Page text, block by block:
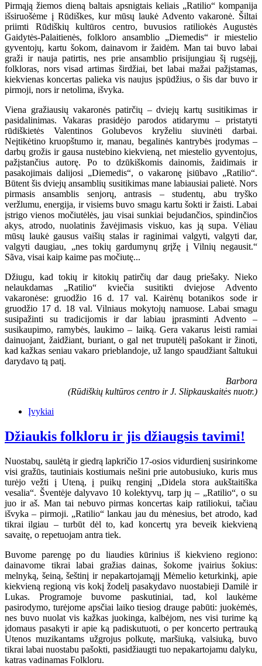
Pirmąją žiemos dieną baltais apsnigtais keliais „Ratilio“ kompanija
išsiruošėme į Rūdiškes, kur mūsų laukė Advento vakaronė. Šiltai
priimti Rūdiškių kultūros centro, buvusios ratiliokės Augustės
Gaidytės-Palaitienės, folkloro ansamblio „Diemedis“ ir miestelio
gyventojų, kartu šokom, dainavom ir žaidėm. Man tai buvo labai
graži ir nauja patirtis, nes prie ansamblio prisijungiau šį rugsėjį,
folkloras, nors visad artimas širdžiai, bet labai mažai pažįstamas,
kiekvienas koncertas palieka vis naujus įspūdžius, o šis dar buvo ir
pirmoji, nors ir netolima, išvyka.
Viena gražiausių vakaronės patirčių – dviejų kartų susitikimas ir
pasidalinimas. Vakaras prasidėjo parodos atidarymu – pristatyti
rūdiškietės Valentinos Golubevos kryželiu siuvinėti darbai.
Neįtikėtino kruopštumo ir, manau, begalinės kantrybės įrodymas –
darbų grožis ir gausa nustebino kiekvieną, net miestelio gyventojus,
pažįstančius autorę. Po to dzūkiškomis dainomis, žaidimais ir
pasakojimais dalijosi „Diemedis“, o vakaronę įsiūbavo „Ratilio“.
Būtent šis dviejų ansamblių susitikimas mane labiausiai palietė. Nors
pirmasis ansamblis senjorų, antrasis – studentų, abu tryško
veržlumu, energija, ir visiems buvo smagu kartu šokti ir žaisti. Labai
įstrigo vienos močiutėlės, jau visai sunkiai bejudančios, spindinčios
akys, atrodo, nuolatinis žavėjimasis viskuo, kas ją supa. Vėliau
mūsų laukė gausus vaišių stalas ir raginimai valgyti, valgyti dar,
valgyti daugiau, „nes tokių gardumynų grįžę į Vilnių negausit.“
Sãva, visai kaip kaime pas močiutę...
Džiugu, kad tokių ir kitokių patirčių dar daug priešaky. Nieko
nelaukdamas „Ratilio“ kviečia susitikti dviejose Advento
vakaronėse: gruodžio 16 d. 17 val. Kairėnų botanikos sode ir
gruodžio 17 d. 18 val. Vilniaus mokytojų namuose. Labai smagu
susipažinti su tradicijomis ir dar labiau įprasminti Advento –
susikaupimo, ramybės, laukimo – laiką. Gera vakarus leisti ramiai
dainuojant, žaidžiant, buriant, o gal net truputėlį pašokant ir žinoti,
kad kažkas seniau vakaro prieblandoje, už lango spaudžiant šaltukui
darydavo tą patį.
Barbora
(Rūdiškių kultūros centro ir J. Slipkauskaitės nuotr.)
Įvykiai
Džiaukis folkloru ir jis džiaugsis tavimi!
Nuostabų, saulėtą ir giedrą lapkričio 17-osios vidurdienį susirinkome
visi gražūs, tautiniais kostiumais nešini prie autobusiuko, kuris mus
turėjo vežti į Uteną, į puikų renginį „Didela stora aukštaitiška
vesalia“. Šventėje dalyvavo 10 kolektyvų, tarp jų – „Ratilio“, o su
juo ir aš. Man tai nebuvo pirmas koncertas kaip ratiliokui, tačiau
išvyka – pirmoji. „Ratilio“ lankau jau du mėnesius, bet atrodo, kad
tikrai ilgiau – turbūt dėl to, kad koncertų yra beveik kiekvieną
savaitę, o repetuojam antra tiek.
Buvome parengę po du liaudies kūrinius iš kiekvieno regiono:
dainavome tikrai labai gražias dainas, šokome įvairius šokius:
melnyką, šeiną, šeštinį ir nepakartojamąjį Mėmelio keturkinkį, apie
kiekvieną regioną vis kokį žodelį pasakydavo nuostabieji Damilė ir
Lukas. Programoje buvome paskutiniai, tad, kol laukėme
pasirodymo, turėjome apsčiai laiko tiesiog drauge pabūti: juokėmės,
nes buvo nuolat vis kažkas juokinga, kalbėjom, nes visi turime ką
įdomaus pasakyti ir apie ką padiskutuoti, o per koncerto pertrauką
Utenos muzikantams užgrojus polkutę, maršiuką, valsiuką, buvo
tikrai labai nuostabu pašokti, pasidžiaugti tuo nepakartojamu dalyku,
katras vadinamas Folkloru.